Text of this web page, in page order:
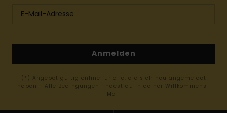
Anmelden
(*) Angebot gültig online für alle, die sich neu angemeldet
haben - Alle Bedingungen findest du in deiner Willkommens-
Mail